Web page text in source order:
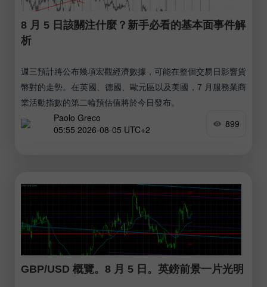
8 月 5 日該關注什麼？新手必看的基本面事件解
析
週三預計將公布幾項宏觀經濟數據，可能在整個交易日影響貨
幣對的走勢。在英國、德國、歐元區以及美國，7 月服務業商
業活動指數的第二輪預估值將於今日發布。
Paolo Greco
05:55 2026-08-05 UTC+2
899
GBP/USD 概覽。8 月 5 日。英鎊前景一片光明